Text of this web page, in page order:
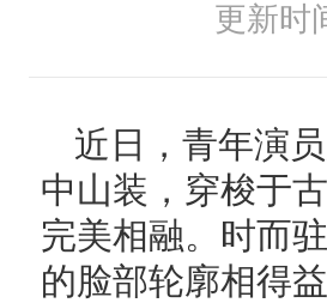
更新时
近日，青年演
中山装，穿梭于
完美相融。时而
的脸部轮廓相得